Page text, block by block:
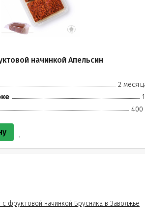
начинкой Апельсин
2
400